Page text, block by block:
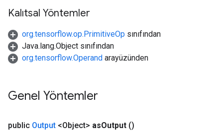
Kalıtsal Yöntemler
org.tensorflow.op.PrimitiveOp sınıfından
Java.lang.Object sınıfından
org.tensorflow.Operand arayüzünden
Genel Yöntemler
public Output <Object> asOutput ()